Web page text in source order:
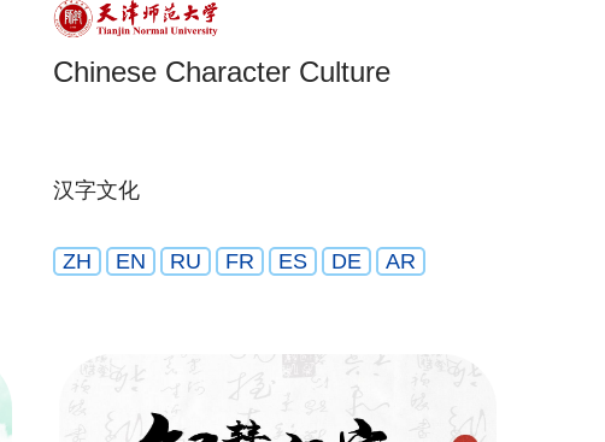
Chinese Character Culture
汉字文化
ZH EN RU FR ES DE AR